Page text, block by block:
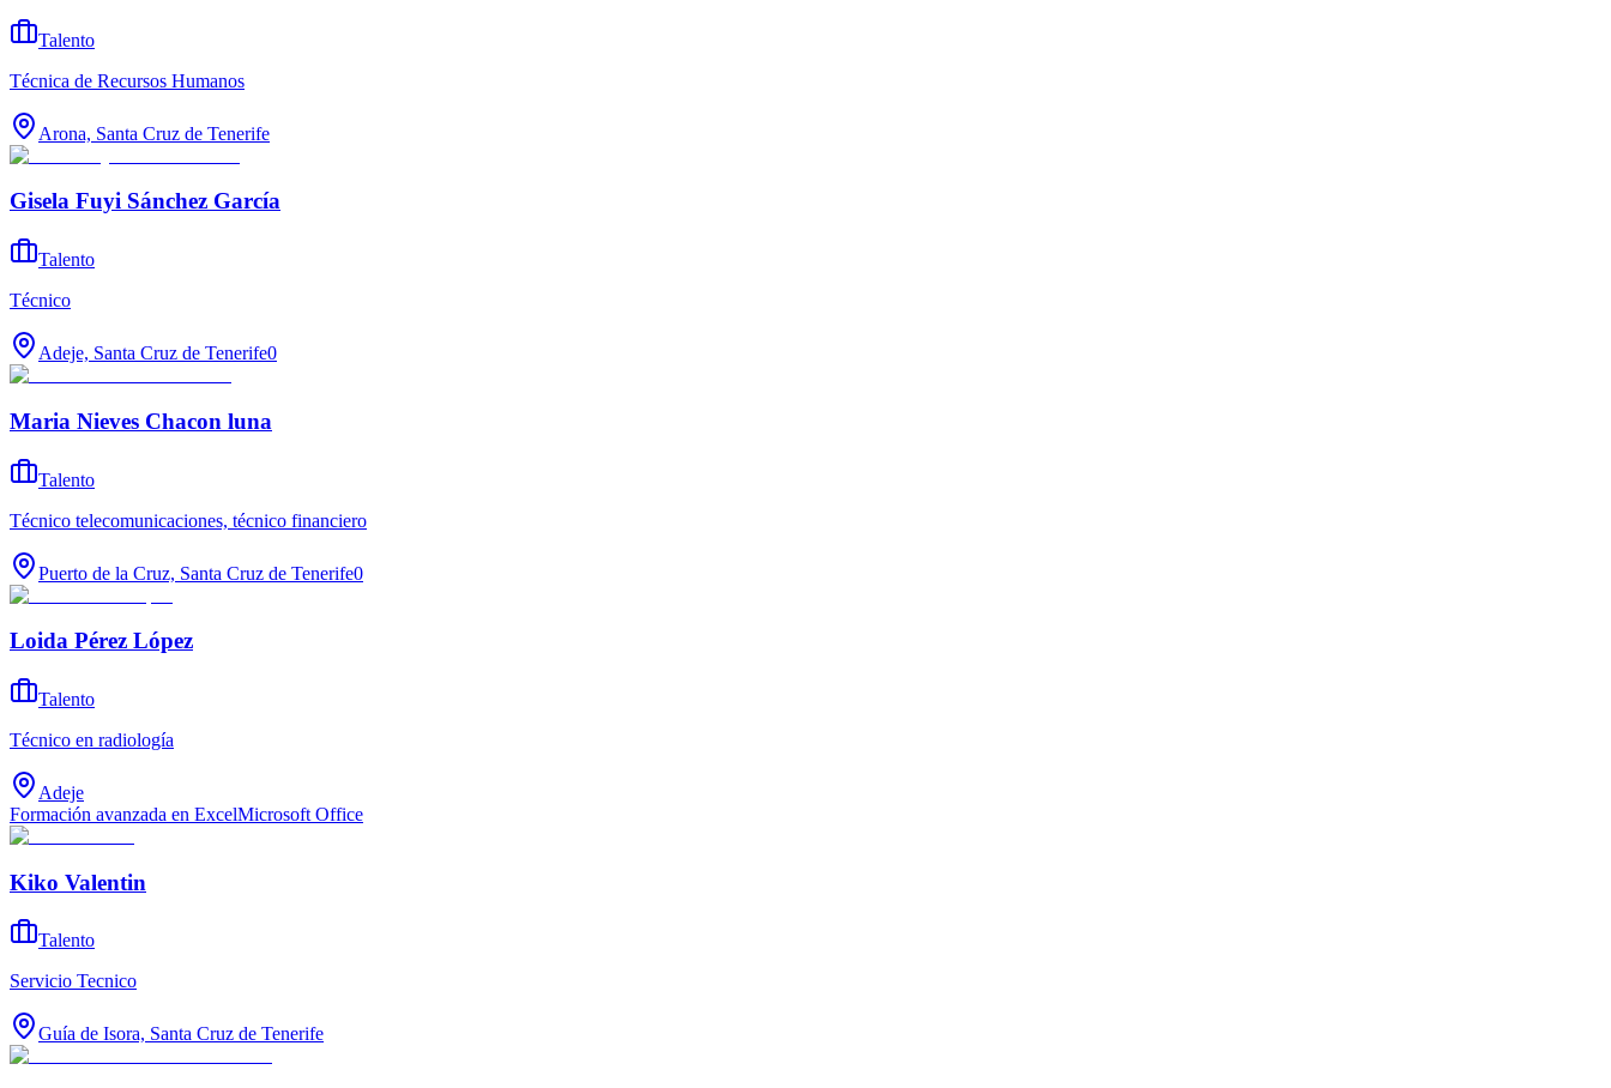
Talento
Técnica de Recursos Humanos
Arona, Santa Cruz de Tenerife
Gisela Fuyi Sánchez García
Talento
Técnico
Adeje, Santa Cruz de Tenerife0
Maria Nieves Chacon luna
Talento
Técnico telecomunicaciones, técnico financiero
Puerto de la Cruz, Santa Cruz de Tenerife0
Loida Pérez López
Talento
Técnico en radiología
Adeje
Formación avanzada en ExcelMicrosoft Office
Kiko Valentin
Talento
Servicio Tecnico
Guía de Isora, Santa Cruz de Tenerife